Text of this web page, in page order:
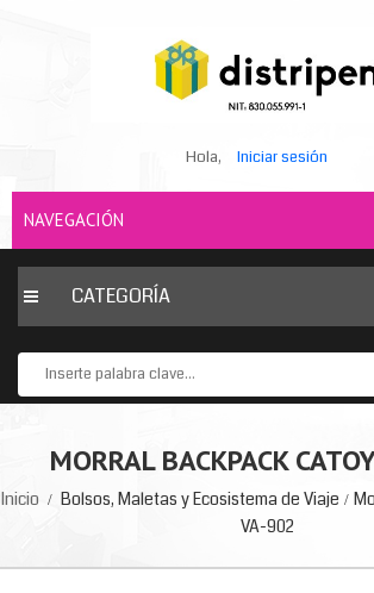
Hola, Iniciar sesión
NAVEGACIÓN
CATEGORÍA
MORRAL BACKPACK
Inicio Bolsos, Maletas y Ecosistema de Viaje
VA-902